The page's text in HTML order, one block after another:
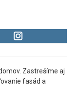
Zastrešíme aj
fasád a